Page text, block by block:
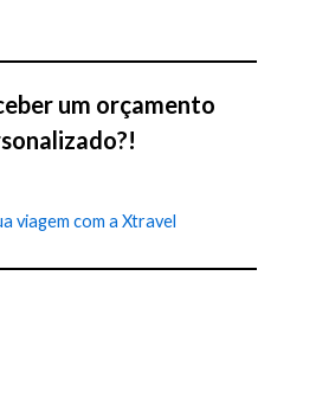
um orçamento
viagem com a Xtravel